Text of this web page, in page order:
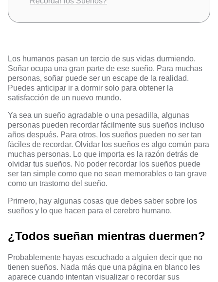
Los humanos pasan un tercio de sus vidas durmiendo.
Soñar ocupa una gran parte de ese sueño. Para muchas
personas, soñar puede ser un escape de la realidad.
Puedes anticipar ir a dormir solo para obtener la
satisfacción de un nuevo mundo.
Ya sea un sueño agradable o una pesadilla, algunas
personas pueden recordar fácilmente sus sueños incluso
años después. Para otros, los sueños pueden no ser tan
fáciles de recordar. Olvidar los sueños es algo común para
muchas personas. Lo que importa es la razón detrás de
olvidar tus sueños. No poder recordar los sueños puede
ser tan simple como que no sean memorables o tan grave
como un trastorno del sueño.
Primero, hay algunas cosas que debes saber sobre los
sueños y lo que hacen para el cerebro humano.
¿Todos sueñan mientras duermen?
Probablemente hayas escuchado a alguien decir que no
tienen sueños. Nada más que una página en blanco les
aparece cuando intentan visualizar o recordar sus